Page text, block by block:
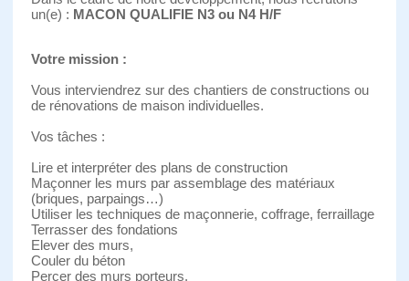
un(e) : MACON QUALIFIE N3 ou N4 H/F
Votre mission :
Vous interviendrez sur des chantiers de constructions ou
de rénovations de maison individuelles.
Vos tâches :
Lire et interpréter des plans de construction
Maçonner les murs par assemblage des matériaux
(briques, parpaings…)
Utiliser les techniques de maçonnerie, coffrage, ferraillage
Terrasser des fondations
Elever des murs,
Couler du béton
Percer des murs porteurs.